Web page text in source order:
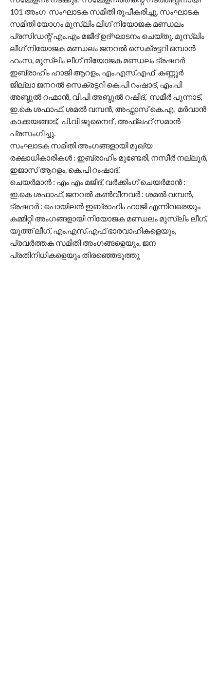
101 അംഗ സംഘാടക സമിതി രൂപീകരിച്ചു. സംഘാടക
സമിതി യോഗം മുസ്‌ലിം ലീഗ് നിയോജക മണ്ഡലം
പ്രസിഡന്റ്‌ എം.എം മജീദ് ഉദ്ഘാടനം ചെയ്തു. മുസ്‌ലിം
ലീഗ് നിയോജക മണ്ഡലം ജനറൽ സെക്രട്ടറി ഒമ്പാൻ
ഹംസ, മുസ്‌ലിം ലീഗ് നിയോജക മണ്ഡലം ട്രഷറർ
ഇബ്രാഹിം ഹാജി ആറളം, എം.എസ്.എഫ് കണ്ണൂർ
ജില്ലാ ജനറൽ സെക്രട്ടറി കെ.പി റംഷാദ്, എം.പി
അബ്ദുൽ റഹ്മാൻ, വി.പി അബ്ദുൽ റഷീദ്, സമീർ പുന്നാട്,
ഇ.കെ ശഫാഫ്, ശമൽ വമ്പൻ, അഫ്നാസ് കെ.എ, മർവാൻ
കാക്കയങ്ങാട്, പി.വി ജുനൈദ് , അഫ്ലഹ് സമാൻ
പ്രസംഗിച്ചു.
സംഘാടക സമിതി അംഗങ്ങളായി മുഖ്യ
രക്ഷാധികാരികൾ : ഇബ്രാഹിം മുണ്ടേരി, നസീർ നല്ലൂർ,
ഇജാസ് ആറളം, കെ.പി റംഷാദ്,
ചെയർമാൻ : എം എം മജീദ്, വർക്കിംഗ്‌ ചെയർമാൻ :
ഇ.കെ ശഫാഫ്, ജനറൽ കൺവീനവർ : ശമൽ വമ്പൻ,
ട്രഷറർ : പൊയിലൻ ഇബ്രാഹിം ഹാജി എന്നിവരെയും
കമ്മിറ്റി അംഗങ്ങളായി നിയോജക മണ്ഡലം മുസ്‌ലിം ലീഗ്,
യൂത്ത് ലീഗ്, എം.എസ്.എഫ് ഭാരവാഹികളെയും,
പ്രവർത്തക സമിതി അംഗങ്ങളെയും, ജന
പ്രതിനിധികളെയും തിരഞ്ഞെടുത്തു